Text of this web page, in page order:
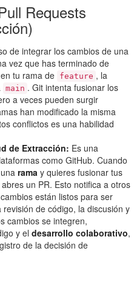
Requests
de integrar los cambios de una
vez que has terminado de
tu rama de feature , la
main . Git intenta fusionar los
a veces pueden surgir
han modificado la misma
conflictos es una habilidad
de Extracción: Es una
como GitHub. Cuando
rama y quieres fusionar tus
un PR. Esto notifica a otros
están listos para ser
de código, la discusión y
cambios se integren,
y el desarrollo colaborativo,
de la decisión de